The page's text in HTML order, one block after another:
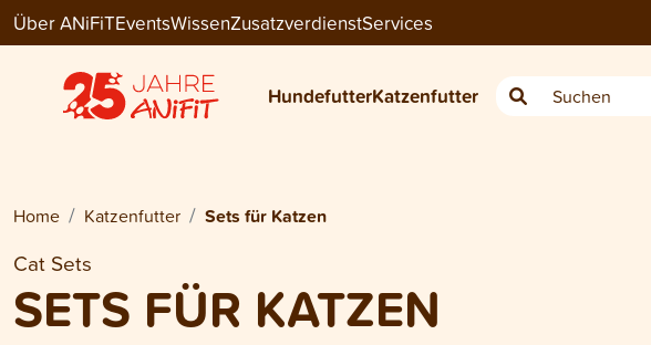
Über ANiFiTEventsWissenZusatzverdienstServices
HundefutterKatzenfutter
Home Katzenfutter Sets für Katzen
Cat Sets
SETS FÜR KATZEN